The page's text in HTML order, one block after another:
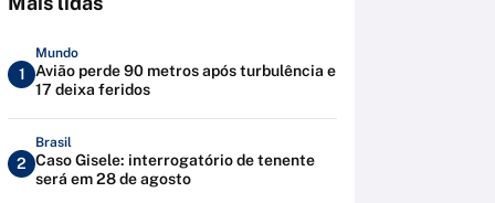
1
Mundo
Avião perde 90 metros após turbulência e
17 deixa feridos
2
Brasil
Caso Gisele: interrogatório de tenente
será em 28 de agosto